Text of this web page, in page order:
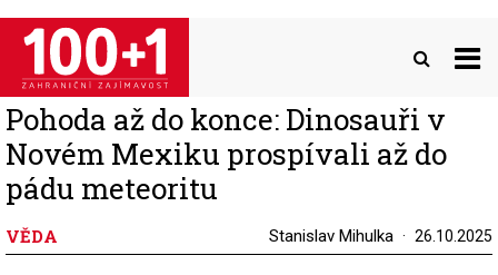
Přejít
hlavnímu
obsahu
Pohoda až do konce: Dinosauři v
Novém Mexiku prospívali až do
pádu meteoritu
VĚDA Stanislav Mihulka 26.10.2025